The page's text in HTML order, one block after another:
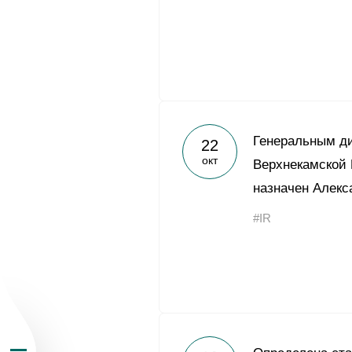
О Группе «Акрон»
География
22
окт
Генеральным
назначен
#IR